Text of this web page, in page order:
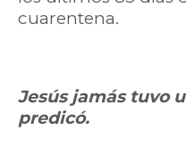
cuarentena.
Jesús jamás tuvo
predicó.